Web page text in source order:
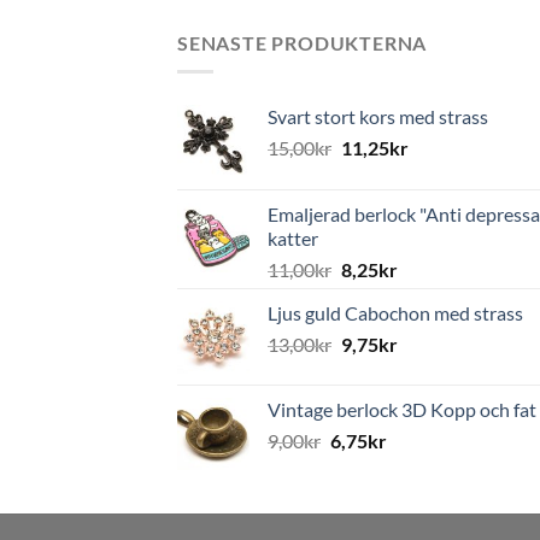
SENASTE PRODUKTERNA
Svart stort kors med strass
15,00kr 11,25kr
Emaljerad berlock "Anti
katter
11,00kr 8,25kr
Ljus guld Cabochon med strass
13,00kr 9,75kr
Vintage berlock 3D Kopp och fat
9,00kr 6,75kr